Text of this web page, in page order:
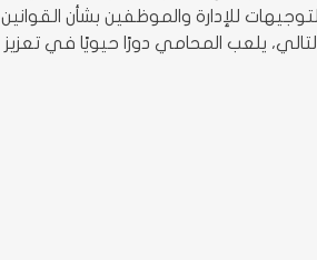
للإدارة والموظفين بشأن القوانين
يلعب المحامي دورًا حيويًا في تعزيز